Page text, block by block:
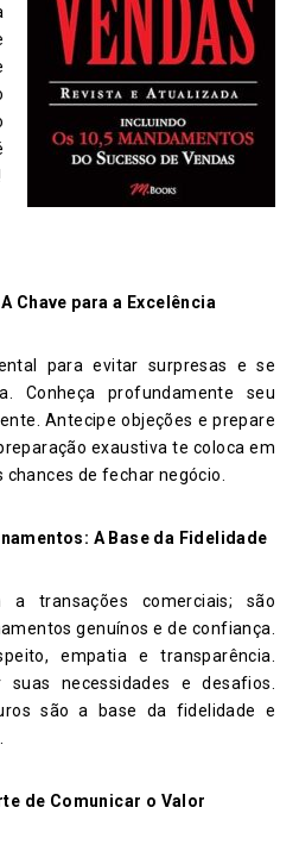
Chave para a Excelência
para evitar surpresas e se
Conheça profundamente seu
Antecipe objeções e prepare
exaustiva te coloca em
de fechar negócio.
A Base da Fidelidade
transações comerciais; são
genuínos e de confiança.
empatia e transparência.
suas necessidades e desafios.
são a base da fidelidade e
de Comunicar o Valor